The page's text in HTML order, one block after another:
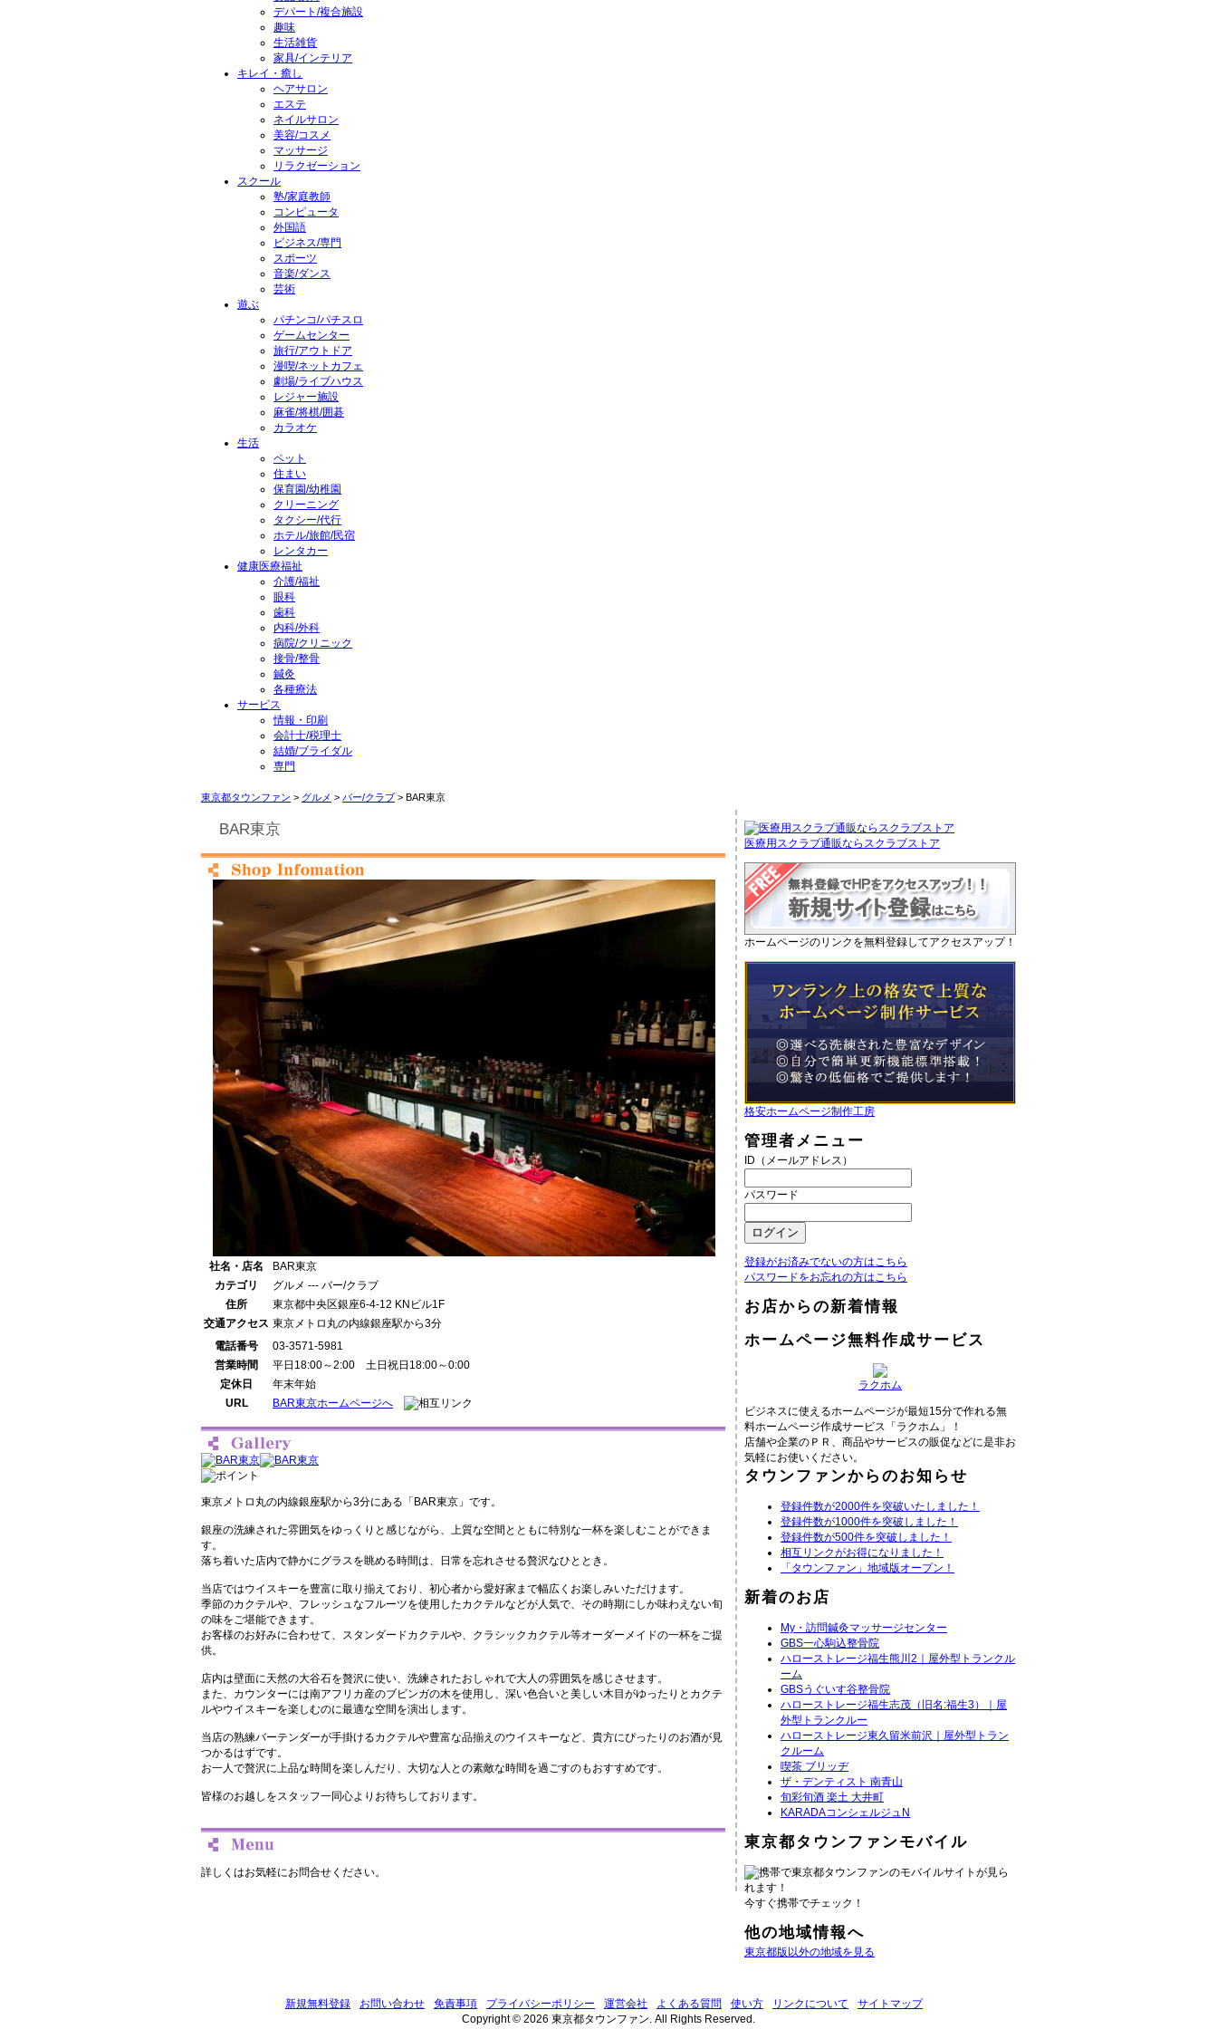
デパート/複合施設
趣味
生活雑貨
家具/インテリア
キレイ・癒し
ヘアサロン
エステ
ネイルサロン
美容/コスメ
マッサージ
リラクゼーション
スクール
塾/家庭教師
コンピュータ
外国語
ビジネス/専門
スポーツ
音楽/ダンス
芸術
遊ぶ
パチンコ/パチスロ
ゲームセンター
旅行/アウトドア
漫喫/ネットカフェ
劇場/ライブハウス
レジャー施設
麻雀/将棋/囲碁
カラオケ
生活
ペット
住まい
保育園/幼稚園
クリーニング
タクシー/代行
ホテル/旅館/民宿
レンタカー
健康医療福祉
介護/福祉
眼科
歯科
内科/外科
病院/クリニック
接骨/整骨
鍼灸
各種療法
サービス
情報・印刷
会計士/税理士
結婚/ブライダル
専門
東京都タウンファン > グルメ > バー/クラブ > BAR東京
BAR東京
社名・店名
BAR東京
カテゴリ
グルメ --- バー/クラブ
住所
東京都中央区銀座6-4-12 KNビル1F
交通アクセス 東京メトロ丸の内線銀座駅から3分
電話番号
03-3571-5981
営業時間
平日18:00～2:00 土日祝日18:00～0:00
定休日
年末年始
URL
BAR東京ホームページへ
東京メトロ丸の内線銀座駅から3分にある「BAR東京」です。
銀座の洗練された雰囲気をゆっくりと感じながら、上質な空間とともに特別な一杯を楽しむことができま
す。
落ち着いた店内で静かにグラスを眺める時間は、日常を忘れさせる贅沢なひととき。
当店ではウイスキーを豊富に取り揃えており、初心者から愛好家まで幅広くお楽しみいただけます。
季節のカクテルや、フレッシュなフルーツを使用したカクテルなどが人気で、その時期にしか味わえない旬
の味をご堪能できます。
お客様のお好みに合わせて、スタンダードカクテルや、クラシックカクテル等オーダーメイドの一杯をご提
供。
店内は壁面に天然の大谷石を贅沢に使い、洗練されたおしゃれで大人の雰囲気を感じさせます。
また、カウンターには南アフリカ産のブビンガの木を使用し、深い色合いと美しい木目がゆったりとカクテ
ルやウイスキーを楽しむのに最適な空間を演出します。
当店の熟練バーテンダーが手掛けるカクテルや豊富な品揃えのウイスキーなど、貴方にぴったりのお酒が見
つかるはずです。
お一人で贅沢に上品な時間を楽しんだり、大切な人との素敵な時間を過ごすのもおすすめです。
皆様のお越しをスタッフ一同心よりお待ちしております。
詳しくはお気軽にお問合せください。
医療用スクラブ通販ならスクラブストア
ホームページのリンクを無料登録してアクセスアップ！
格安ホームページ制作工房
管理者メニュー
ID（メールアドレス）
パスワード
登録がお済みでないの方はこちら
パスワードをお忘れの方はこちら
お店からの新着情報
ホームページ無料作成サービス
ラクホム
ビジネスに使えるホームページが最短15分で作れる無
料ホームページ作成サービス「ラクホム」！
店舗や企業のＰＲ、商品やサービスの販促などに是非お
気軽にお使いください。
タウンファンからのお知らせ
登録件数が2000件を突破いたしました！
登録件数が1000件を突破しました！
登録件数が500件を突破しました！
相互リンクがお得になりました！
「タウンファン」地域版オープン！
新着のお店
My・訪問鍼灸マッサージセンター
GBS一心駒込整骨院
ハローストレージ福生熊川2｜屋外型トランクル
ーム
GBSうぐいす谷整骨院
ハローストレージ福生志茂（旧名:福生3）｜屋
外型トランクルー
ハローストレージ東久留米前沢｜屋外型トラン
クルーム
喫茶 ブリッヂ
ザ・デンティスト 南青山
旬彩旬酒 楽土 大井町
KARADAコンシェルジュN
東京都タウンファンモバイル
携帯で東京都タウンファンのモバイルサイトが見ら
れます！
今すぐ携帯でチェック！
他の地域情報へ
東京都版以外の地域を見る
新規無料登録 お問い合わせ 免責事項 プライバシーポリシー 運営会社 よくある質問 使い方 リンクについて
サイトマップ
Copyright © 2026 東京都タウンファン. All Rights Reserved.